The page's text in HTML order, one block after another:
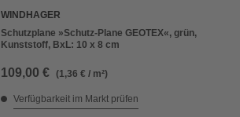
WINDHAGER
Schutzplane »Schutz-Plane GEOTEX«, grün,
Kunststoff, BxL: 10 x 8 cm
109,00 € (1,36 € / m²)
Verfügbarkeit im Markt prüfen